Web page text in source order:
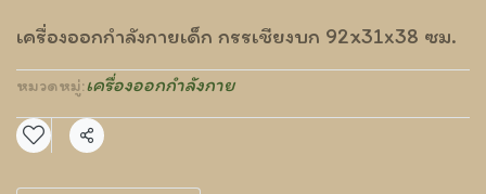
เครื่องออกกำลังกายเด็ก กรรเชียงบก 92x31x38 ซม.
หมวดหมู่:เครื่องออกกำลังกาย
แชร์